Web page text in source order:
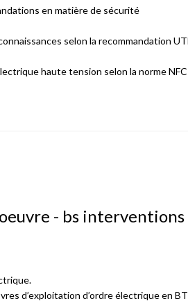
en matière de sécurité
selon la recommandation
haute tension selon la norme NFC
- bs
d’exploitation d’ordre électrique en BT